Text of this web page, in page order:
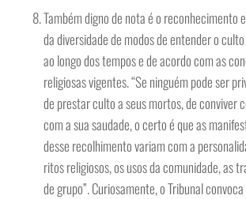
Também digno de nota é o reconhecimento
da diversidade de modos de entender o
ao longo dos tempos e de acordo com as
religiosas vigentes. “Se ninguém pode ser
de prestar culto a seus mortos, de conviver
com a sua saudade, o certo é que as
desse recolhimento variam com a
ritos religiosos, os usos da comunidade, as
de grupo”. Curiosamente, o Tribunal